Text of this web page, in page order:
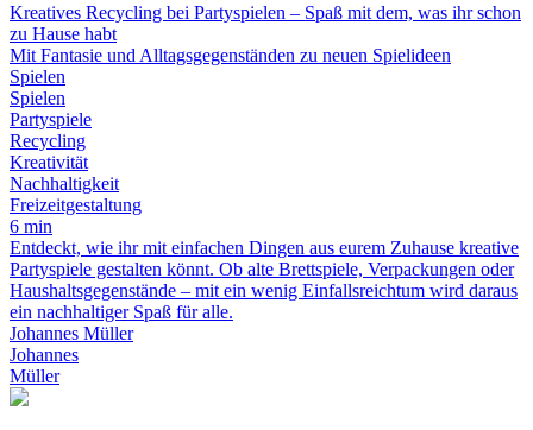
Kreatives Recycling bei Partyspielen – Spaß mit dem, was ihr schon
zu Hause habt
Mit Fantasie und Alltagsgegenständen zu neuen Spielideen
Spielen
Spielen
Partyspiele
Recycling
Kreativität
Nachhaltigkeit
Freizeitgestaltung
6 min
Entdeckt, wie ihr mit einfachen Dingen aus eurem Zuhause kreative
Partyspiele gestalten könnt. Ob alte Brettspiele, Verpackungen oder
Haushaltsgegenstände – mit ein wenig Einfallsreichtum wird daraus
ein nachhaltiger Spaß für alle.
Johannes Müller
Johannes
Müller